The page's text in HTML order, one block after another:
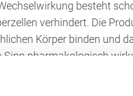
besteht
verhindert. Die
Körper binden und
pharmakologisch
als solche zu beurteilen
gegen das